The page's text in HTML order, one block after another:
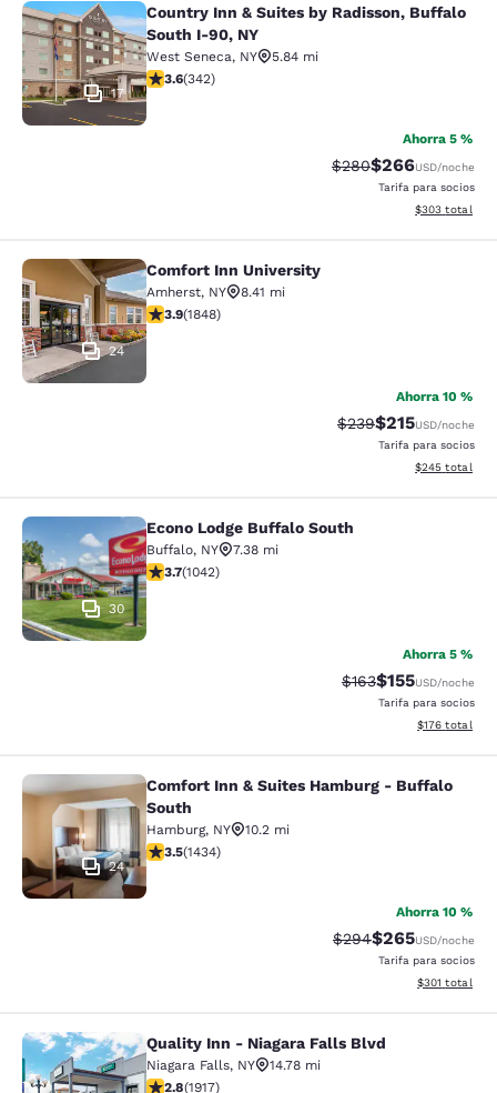
Country Inn & Suites by Radisson,
17
Country Inn & Suites by Radisson, Buffalo
South I-90, NY
West Seneca, NY
5.84 mi
calificación de 3.64 estrellas. Bueno. 342 reseñas
3.6(342)
Ahorra 5 %
Precio tachado:
$280Precio con
$266USD/noche
Tarifa para socios
Ver detalles
$303 total
Comfort Inn University
24
Comfort Inn University
Amherst, NY
8.41 mi
calificación de 3.88 estrellas. Bueno. 1848 reseñas
3.9(1848)
Ahorra 10 %
Precio tachado:
$239Precio con
$215USD/noche
Tarifa para socios
Ver detalles
$245 total
Econo Lodge Buffalo South
30
Econo Lodge Buffalo South
Buffalo, NY
7.38 mi
calificación de 3.66 estrellas. Bueno. 1042 reseñas
3.7(1042)
Ahorra 5 %
Precio tachado:
$163Precio con
$155USD/noche
Tarifa para socios
Ver detalles
$176 total
Comfort Inn & Suites Hamburg -
24
Comfort Inn & Suites Hamburg - Buffalo
South
Hamburg, NY
10.2 mi
calificación de 3.45 estrellas. Bueno. 1434 reseñas
3.5(1434)
Ahorra 10 %
Precio tachado:
$294Precio con
$265USD/noche
Tarifa para socios
Ver detalles
$301 total
Quality Inn - Niagara Falls Blvd
Quality Inn - Niagara Falls Blvd
Niagara Falls, NY
14.78 mi
calificación de 2.8 estrellas. Feria. 1917 reseñas
2.8(1917)